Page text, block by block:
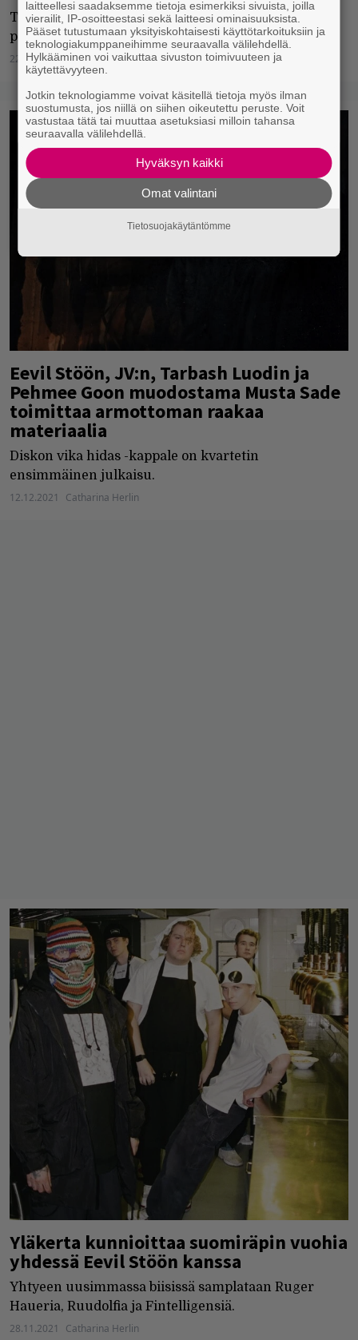
Täältä löydät vuoden viisi parasta kotimaista ja viisi
parasta ulkomaista albumia.
22.12.2021 Jukka Hätinen
Eevil Stöön, JV:n, Tarbash Luodin ja
Pehmee Goon muodostama Musta Sade
toimittaa armottoman raakaa
materiaalia
Diskon vika hidas -kappale on kvartetin
ensimmäinen julkaisu.
12.12.2021 Catharina Herlin
Yläkerta kunnioittaa suomiräpin vuohia
yhdessä Eevil Stöön kanssa
Yhtyeen uusimmassa biisissä samplataan Ruger
Haueria, Ruudolfia ja Fintelligensiä.
28.11.2021 Catharina Herlin
laitteellesi saadaksemme tietoja esimerkiksi sivuista, joilla
vierailit, IP-osoitteestasi sekä laitteesi ominaisuuksista.
Pääset tutustumaan yksityiskohtaisesti käyttötarkoituksiin ja
teknologiakumppaneihimme seuraavalla välilehdellä.
Hylkääminen voi vaikuttaa sivuston toimivuuteen ja
käytettävyyteen.
Jotkin teknologiamme voivat käsitellä tietoja myös ilman
suostumusta, jos niillä on siihen oikeutettu peruste. Voit
vastustaa tätä tai muuttaa asetuksiasi milloin tahansa
seuraavalla välilehdellä.
Hyväksyn kaikki
Omat valintani
Tietosuojakäytäntömme